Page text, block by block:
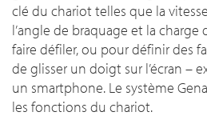
clé du chariot telles que la
l’angle de braquage et la charge
faire défiler, ou pour définir des
de glisser un doigt sur l’écran –
un smartphone. Le système
les fonctions du chariot.